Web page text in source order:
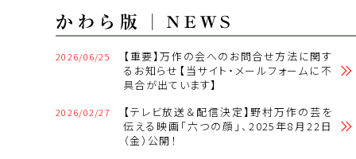
2026/06/25
【重要】万作の会へのお問合せ方法に関す
るお知らせ【当サイト・メールフォームに不
具合が出ています】
2026/02/27
【テレビ放送＆配信決定】野村万作の芸を
伝える映画「六つの顔」、2025年8月22日
（金）公開！